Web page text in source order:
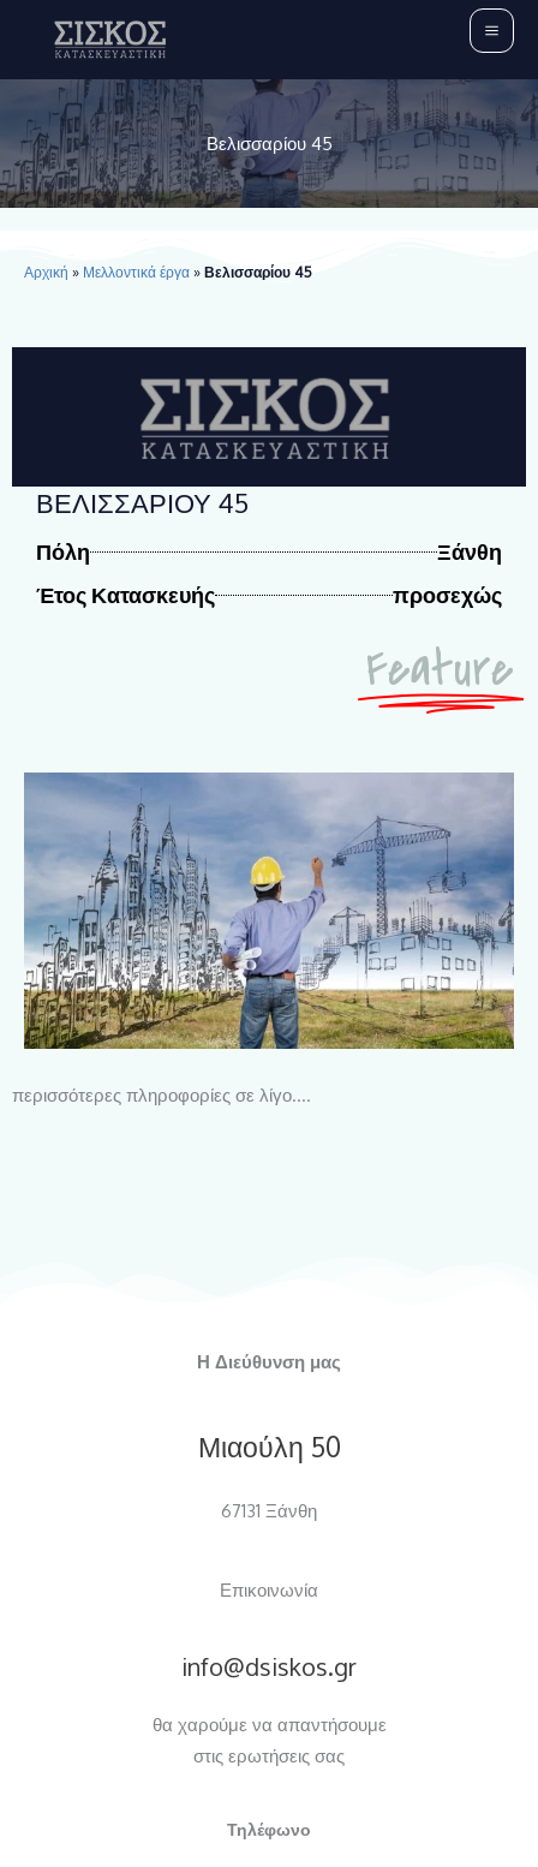
περιεχόμενο
Βελισσαρίου 45
Αρχική » Μελλοντικά έργα»Βελισσαρίου 45
ΒΕΛΙΣΣΑΡΊΟΥ 45
Πόλη
Ξάνθη
Έτος Κατασκευής
προσεχώς
Feature
περισσότερες πληροφορίες σε λίγο....
Η Διεύθυνση μας
Μιαούλη 50
67131 Ξάνθη
Επικοινωνία
info@dsiskos.gr
θα χαρούμε να απαντήσουμε
στις ερωτήσεις σας
Τηλέφωνο